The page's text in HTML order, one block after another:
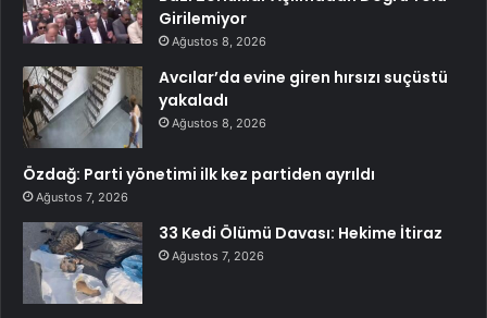
Girilemiyor
Ağustos 8, 2026
Avcılar’da evine giren hırsızı suçüstü
yakaladı
Ağustos 8, 2026
Özdağ: Parti yönetimi ilk kez partiden ayrıldı
Ağustos 7, 2026
33 Kedi Ölümü Davası: Hekime İtiraz
Ağustos 7, 2026